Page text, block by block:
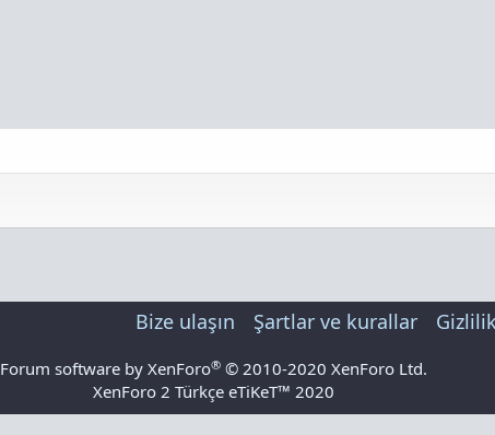
Bize ulaşın Şartlar ve kurallar
Forum software by XenForo® © 2010-2020 XenForo Ltd.
XenForo 2 Türkçe eTiKeT™ 2020